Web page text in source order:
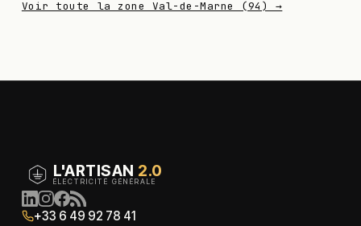
Voir toute la zone Val-de-Marne (94) →
L'ARTISAN 2.0
ÉLECTRICITÉ GÉNÉRALE
+33 6 49 92 78 41